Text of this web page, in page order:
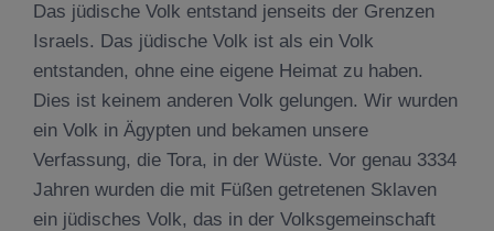
Das jüdische Volk entstand jenseits der Grenzen
Israels. Das jüdische Volk ist als ein Volk
entstanden, ohne eine eigene Heimat zu haben.
Dies ist keinem anderen Volk gelungen. Wir wurden
ein Volk in Ägypten und bekamen unsere
Verfassung, die Tora, in der Wüste. Vor genau 3334
Jahren wurden die mit Füßen getretenen Sklaven
ein jüdisches Volk, das in der Volksgemeinschaft